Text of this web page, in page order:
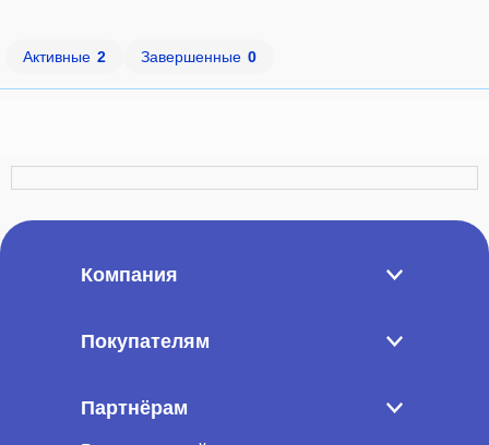
Активные 2 Завершенные 0
Компания
Покупателям
Партнёрам